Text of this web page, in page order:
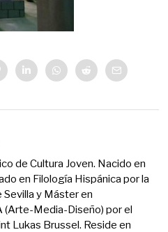
de Cultura Joven. Nacido en
en Filología Hispánica por la
Sevilla y Máster en
(Arte-Media-Diseño) por el
Lukas Brussel. Reside en